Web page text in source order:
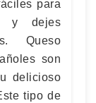
para
y dejes
Queso
son
delicioso
tipo de